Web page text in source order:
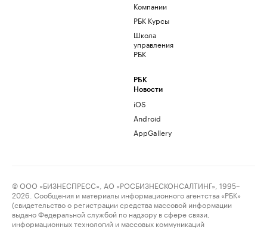
Компании
РБК Курсы
Школа
управления
РБК
РБК
Новости
iOS
Android
AppGallery
© ООО «БИЗНЕСПРЕСС», АО «РОСБИЗНЕСКОНСАЛТИНГ», 1995–
2026. Сообщения и материалы информационного агентства «РБК»
(свидетельство о регистрации средства массовой информации
выдано Федеральной службой по надзору в сфере связи,
информационных технологий и массовых коммуникаций